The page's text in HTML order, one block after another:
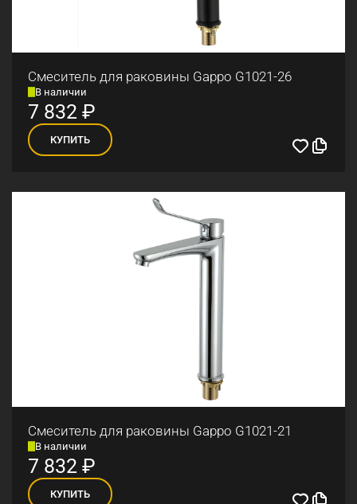
Смеситель для раковины Gappo G1021-26
В наличии
7 832₽
КУПИТЬ
Смеситель для раковины Gappo G1021-21
В наличии
7 832₽
КУПИТЬ